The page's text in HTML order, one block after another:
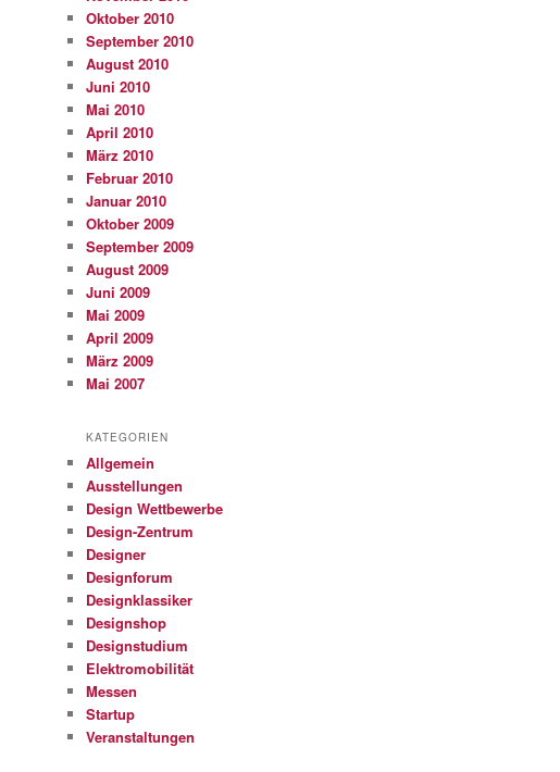
Oktober 2010
September 2010
August 2010
Juni 2010
Mai 2010
April 2010
März 2010
Februar 2010
Januar 2010
Oktober 2009
September 2009
August 2009
Juni 2009
Mai 2009
April 2009
März 2009
Mai 2007
KATEGORIEN
Allgemein
Ausstellungen
Design Wettbewerbe
Design-Zentrum
Designer
Designforum
Designklassiker
Designshop
Designstudium
Elektromobilität
Messen
Startup
Veranstaltungen